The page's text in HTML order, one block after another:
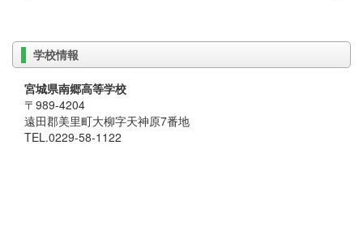
学校情報
宮城県南郷高等学校
〒989-4204
遠田郡美里町大柳字天神原7番地
TEL.0229-58-1122